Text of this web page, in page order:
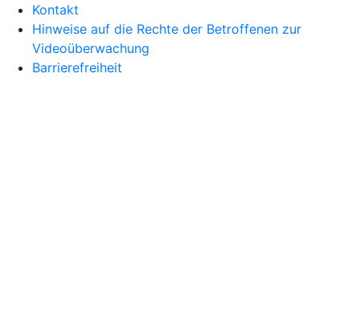
Kontakt
Hinweise auf die Rechte der Betroffenen zur
Videoüberwachung
Barrierefreiheit